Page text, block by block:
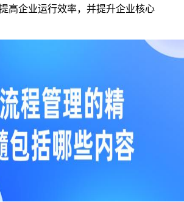
高企业运行效率，并提升企业核心